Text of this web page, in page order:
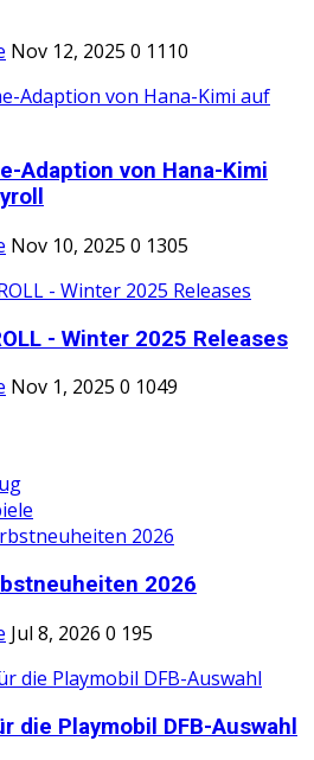
Nov 12, 2025 0 1110
Adaption von Hana-Kimi
Nov 10, 2025 0 1305
- Winter 2025 Releases
Nov 1, 2025 0 1049
2026
Jul 8, 2026 0 195
die Playmobil DFB-Auswahl